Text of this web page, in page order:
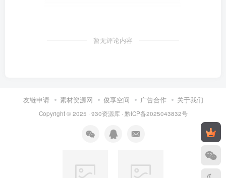
暂无评论内容
友链申请 素材资源网 俊享空间 广告合作 关于我们
Copyright © 2025 · 930资源库· 黔ICP备2025043832号